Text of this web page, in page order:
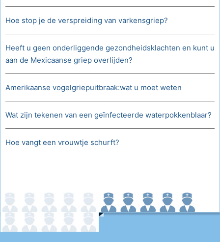
Hoe stop je de verspreiding van varkensgriep?
Heeft u geen onderliggende gezondheidsklachten en kunt u
aan de Mexicaanse griep overlijden?
Amerikaanse vogelgriepuitbraak:wat u moet weten
Wat zijn tekenen van een geïnfecteerde waterpokkenblaar?
Hoe vangt een vrouwtje schurft?